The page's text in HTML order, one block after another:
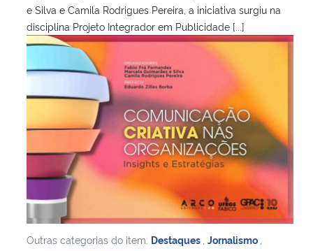
e Silva e Camila Rodrigues Pereira, a iniciativa surgiu na
disciplina Projeto Integrador em Publicidade [...]
Outras categorias do item: Destaques Jornalismo